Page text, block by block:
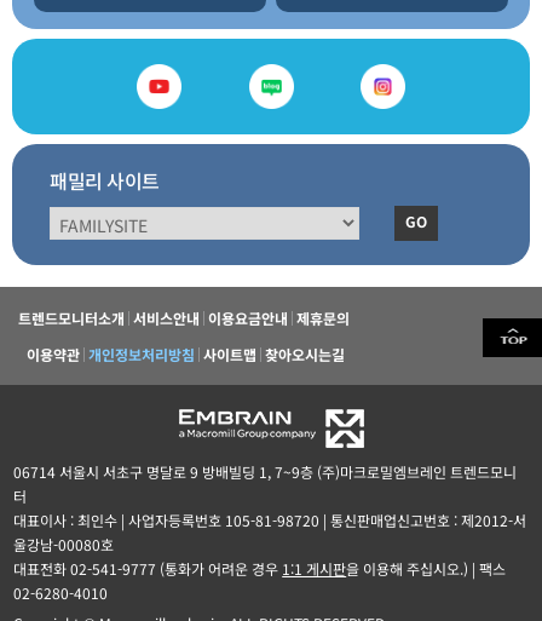
패밀리 사이트
GO
트렌드모니터소개 서비스안내 이용요금안내 제휴문의
이용약관 개인정보처리방침 사이트맵 찾아오시는길
06714 서울시 서초구 명달로 9 방배빌딩 1, 7~9층 (주)마크로밀엠브레인 트렌드모니
터
대표이사 : 최인수 | 사업자등록번호 105-81-98720 | 통신판매업신고번호 : 제2012-서
울강남-00080호
대표전화 02-541-9777 (통화가 어려운 경우 1:1 게시판을 이용해 주십시오.) | 팩스
02-6280-4010